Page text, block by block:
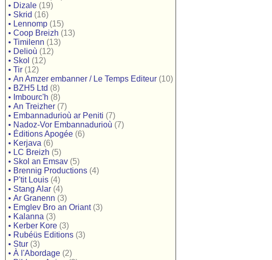
• Dizale (19)
• Skrid (16)
• Lennomp (15)
• Coop Breizh (13)
• Timilenn (13)
• Delioù (12)
• Skol (12)
• Tir (12)
• An Amzer embanner / Le Temps Editeur (10)
• BZH5 Ltd (8)
• Imbourc'h (8)
• An Treizher (7)
• Embannadurioù ar Peniti (7)
• Nadoz-Vor Embannadurioù (7)
• Éditions Apogée (6)
• Kerjava (6)
• LC Breizh (5)
• Skol an Emsav (5)
• Brennig Productions (4)
• P'tit Louis (4)
• Stang Alar (4)
• Ar Granenn (3)
• Emglev Bro an Oriant (3)
• Kalanna (3)
• Kerber Kore (3)
• Rubéüs Editions (3)
• Stur (3)
• À l'Abordage (2)